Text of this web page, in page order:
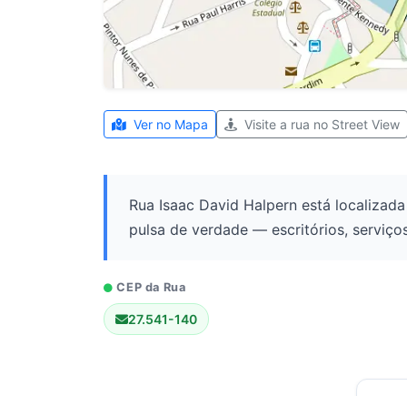
Ver no Mapa Visite a rua no Street View
Rua Isaac David Halpern está
pulsa de verdade — escritórios,
CEP da Rua
27.541-140